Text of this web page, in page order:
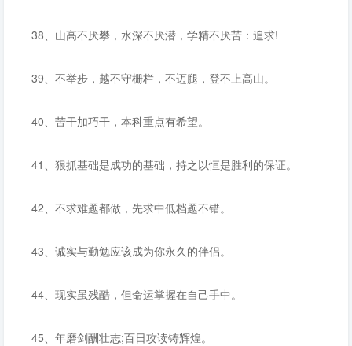
38、山高不厌攀，水深不厌潜，学精不厌苦：追求!
39、不举步，越不守栅栏，不迈腿，登不上高山。
40、苦干加巧干，本科重点有希望。
41、狠抓基础是成功的基础，持之以恒是胜利的保证。
42、不求难题都做，先求中低档题不错。
43、诚实与勤勉应该成为你永久的伴侣。
44、现实虽残酷，但命运掌握在自己手中。
45、年磨剑酬壮志;百日攻读铸辉煌。